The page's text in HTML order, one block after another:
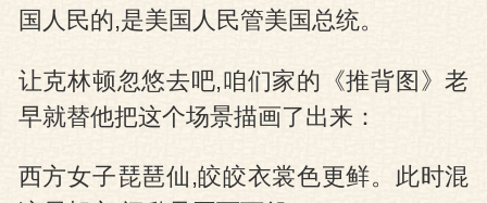
国人民的,是美国人民管美国总统。
让克林顿忽悠去吧,咱们家的《推背图》老
早就替他把这个场景描画了出来：
西方女子琵琶仙,皎皎衣裳色更鲜。此时混